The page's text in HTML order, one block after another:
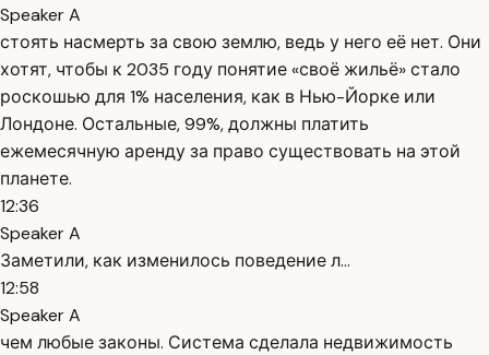
Speaker A
стоять насмерть за свою землю, ведь у него её нет. Они
хотят, чтобы к 2035 году понятие «своё жильё» стало
роскошью для 1% населения, как в Нью-Йорке или
Лондоне. Остальные, 99%, должны платить
ежемесячную аренду за право существовать на этой
планете.
12:36
Speaker A
Заметили, как изменилось поведение л...
12:58
Speaker A
чем любые законы. Система сделала недвижимость